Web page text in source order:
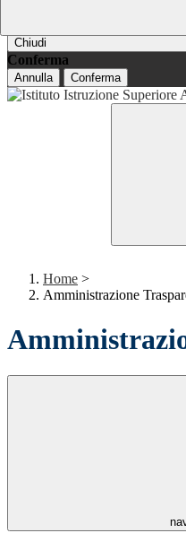
Chiudi
Conferma
Annulla Conferma
Home >
Amministrazione